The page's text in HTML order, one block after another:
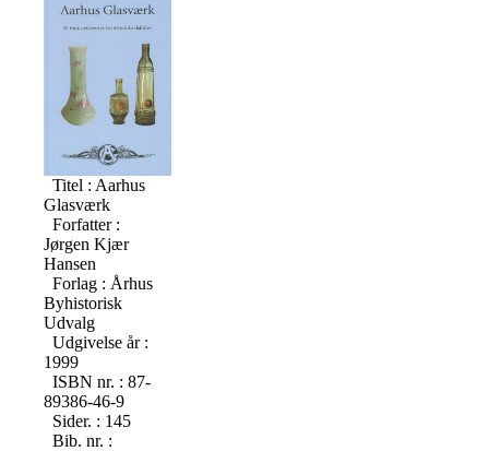
Titel : Aarhus
Glasværk
Forfatter :
Jørgen Kjær
Hansen
Forlag : Århus
Byhistorisk
Udvalg
Udgivelse år :
1999
ISBN nr. : 87-
89386-46-9
Sider. : 145
Bib. nr. :